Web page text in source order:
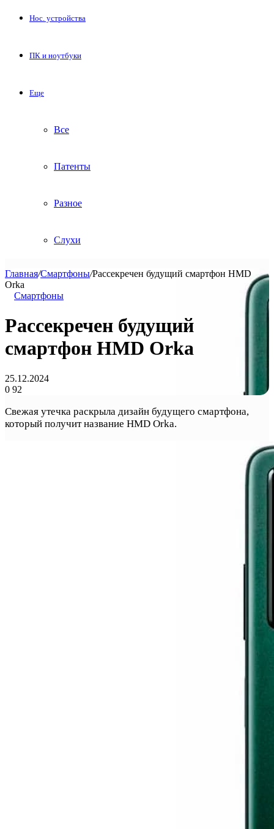
Нос. устройства
ПК и ноутбуки
Еще
Все
Патенты
Разное
Слухи
Главная/Смартфоны/Рассекречен будущий смартфон HMD
Orka
Смартфоны
Рассекречен будущий
смартфон HMD Orka
25.12.2024
0 92
Свежая утечка раскрыла дизайн будущего смартфона,
который получит название HMD Orka.